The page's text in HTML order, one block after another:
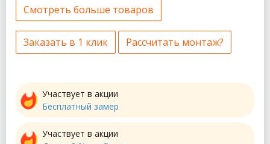
Смотреть больше товаров
Заказать в 1 клик Рассчитать монтаж?
Участвует в акции
Бесплатный замер
Участвует в акции